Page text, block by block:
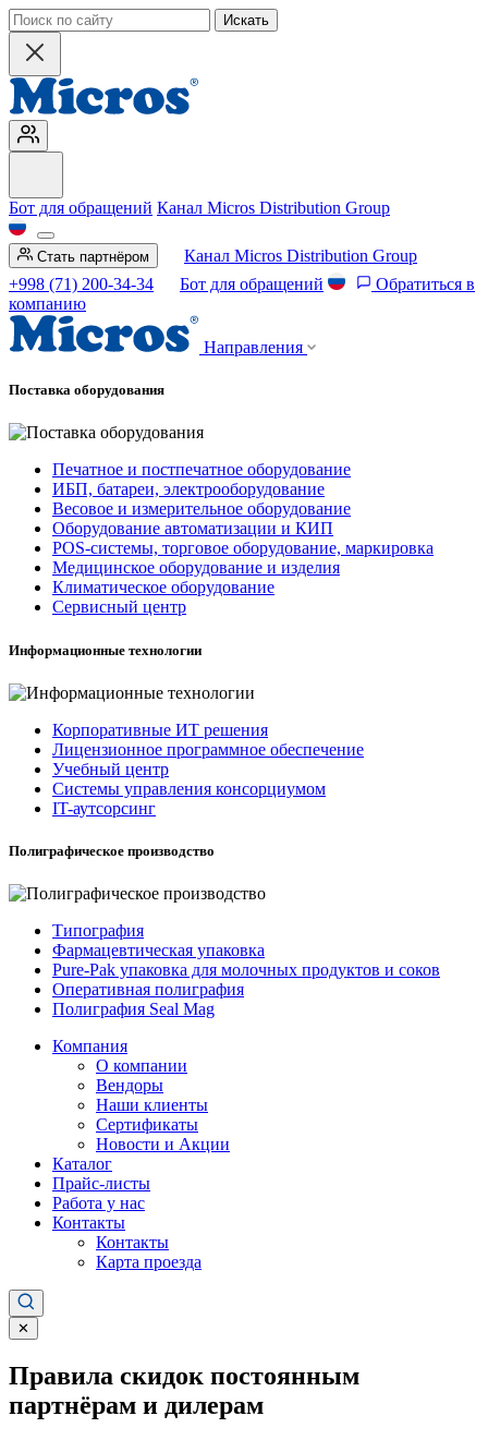
Искать
Бот для обращений Канал Micros Distribution Group
Стать партнёром
Канал Micros Distribution Group
+998 (71) 200-34-34
Бот для обращений
Обратиться в
компанию
Направления
Поставка оборудования
Печатное и постпечатное оборудование
ИБП, батареи, электрооборудование
Весовое и измерительное оборудование
Оборудование автоматизации и КИП
POS-системы, торговое оборудование, маркировка
Медицинское оборудование и изделия
Климатическое оборудование
Сервисный центр
Информационные технологии
Корпоративные ИТ решения
Лицензионное программное обеспечение
Учебный центр
Системы управления консорциумом
IT-аутсорсинг
Полиграфическое производство
Типография
Фармацевтическая упаковка
Pure-Pak упаковка для молочных продуктов и соков
Оперативная полиграфия
Полиграфия Seal Mag
Компания
О компании
Вендоры
Наши клиенты
Сертификаты
Новости и Акции
Каталог
Прайс-листы
Работа у нас
Контакты
Контакты
Карта проезда
✕
Правила скидок постоянным
партнёрам и дилерам